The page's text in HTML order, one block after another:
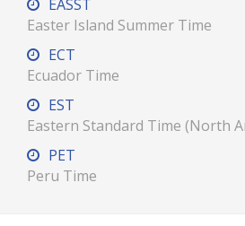
EASST
Easter Island Summer Time
ECT
Ecuador Time
EST
Eastern Standard Time (North
PET
Peru Time